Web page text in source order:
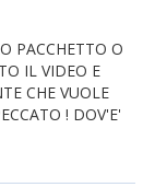
PACCHETTO O
IL VIDEO E
CHE VUOLE
! DOV'E'